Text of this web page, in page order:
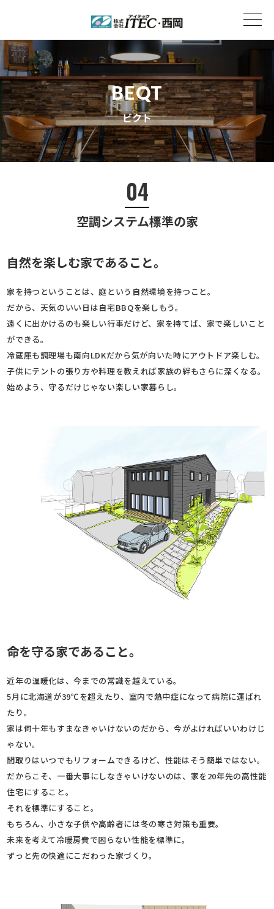
BEQT
ビクト
04
空調システム標準の家
自然を楽しむ家であること。
家を持つということは、庭という自然環境を持つこと。
だから、天気のいい日は自宅BBQを楽しもう。
遠くに出かけるのも楽しい行事だけど、家を持てば、家で楽しいこと
ができる。
冷蔵庫も調理場も南向LDKだから気が向いた時にアウトドア楽しむ。
子供にテントの張り方や料理を教えれば家族の絆もさらに深くなる。
始めよう、守るだけじゃない楽しい家暮らし。
命を守る家であること。
近年の温暖化は、今までの常識を越えている。
5月に北海道が39℃を超えたり、室内で熱中症になって病院に運ばれ
たり。
家は何十年もすまなきゃいけないのだから、今がよければいいわけじ
ゃない。
間取りはいつでもリフォームできるけど、性能はそう簡単ではない。
だからこそ、一番大事にしなきゃいけないのは、家を20年先の高性能
住宅にすること。
それを標準にすること。
もちろん、小さな子供や高齢者には冬の寒さ対策も重要。
未来を考えて冷暖房費で困らない性能を標準に。
ずっと先の快適にこだわった家づくり。